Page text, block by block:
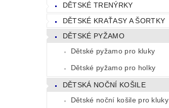
DĚTSKÉ TRENÝRKY
DĚTSKÉ KRAŤASY A ŠORTKY
DĚTSKÉ PYŽAMO
Dětské pyžamo pro kluky
Dětské pyžamo pro holky
DĚTSKÁ NOČNÍ KOŠILE
Dětské noční košile pro kluky